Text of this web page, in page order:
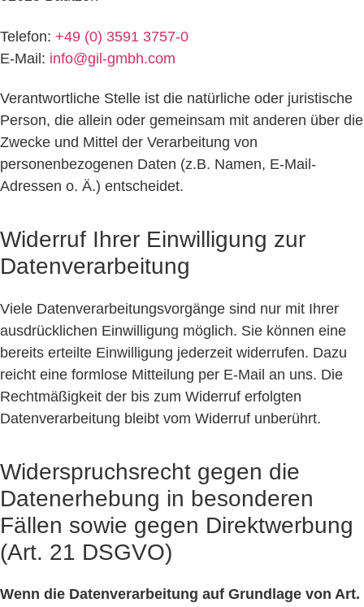
Telefon: +49 (0) 3591 3757-0
E-Mail: info@gil-gmbh.com
Verantwortliche Stelle ist die natürliche oder juristische
Person, die allein oder gemeinsam mit anderen über die
Zwecke und Mittel der Verarbeitung von
personenbezogenen Daten (z.B. Namen, E-Mail-
Adressen o. Ä.) entscheidet.
Widerruf Ihrer Einwilligung zur
Datenverarbeitung
Viele Datenverarbeitungsvorgänge sind nur mit Ihrer
ausdrücklichen Einwilligung möglich. Sie können eine
bereits erteilte Einwilligung jederzeit widerrufen. Dazu
reicht eine formlose Mitteilung per E-Mail an uns. Die
Rechtmäßigkeit der bis zum Widerruf erfolgten
Datenverarbeitung bleibt vom Widerruf unberührt.
Widerspruchsrecht gegen die
Datenerhebung in besonderen
Fällen sowie gegen Direktwerbung
(Art. 21 DSGVO)
Wenn die Datenverarbeitung auf Grundlage von Art.